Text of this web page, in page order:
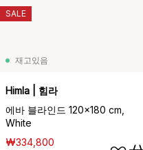
재고있음
Himla | 힘라
에바 블라인드 120x180 cm,
White
₩334,800
SALE